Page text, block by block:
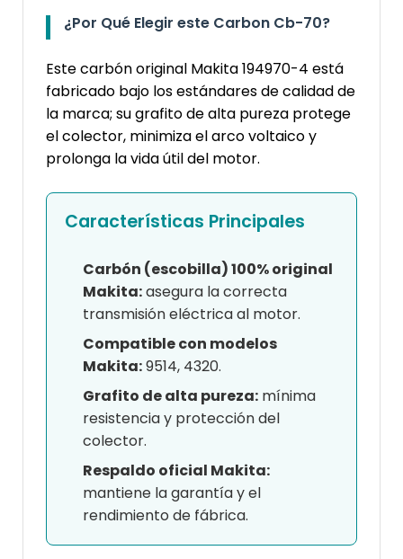
¿Por Qué Elegir este Carbon Cb-70?
Este carbón original Makita 194970-4 está
fabricado bajo los estándares de calidad de
la marca; su grafito de alta pureza protege
el colector, minimiza el arco voltaico y
prolonga la vida útil del motor.
Características Principales
Carbón (escobilla) 100% original
Makita:asegura la correcta
transmisión eléctrica al motor.
Compatible con modelos
Makita:9514, 4320.
Grafito de alta pureza: mínima
resistencia y protección del
colector.
Respaldo oficial Makita:
mantiene la garantía y el
rendimiento de fábrica.